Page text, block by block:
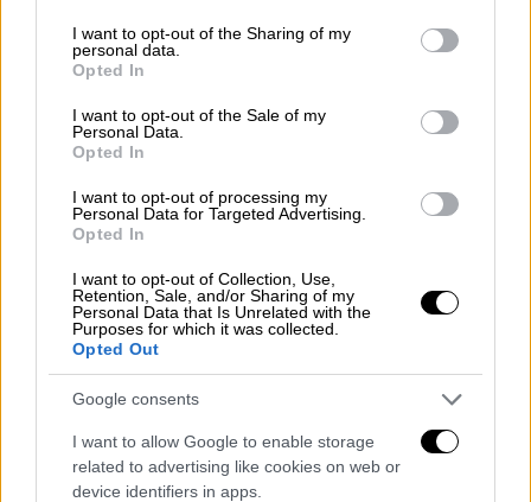
not limited to your visit or usage behaviour. You may click to
grant or deny consent to Google and its third-party tags to
use your data for below specified purposes in below Google
consent section.
I want to opt-out of the Sharing of my
personal data.
Opted In
I want to opt-out of the Sale of my
Personal Data.
Opted In
I want to opt-out of processing my
Personal Data for Targeted Advertising.
Opted In
I want to opt-out of Collection, Use,
Retention, Sale, and/or Sharing of my
Personal Data that Is Unrelated with the
Purposes for which it was collected.
Opted Out
Google consents
I want to allow Google to enable storage
related to advertising like cookies on web or
device identifiers in apps.
Ελλάδα|24.11.2023 12:28
Αγωγή αδικοπραξίας κατά των
δολοφόνων της Ελένης Τοπαλούδη - Η
οικογένεια ζητά αποζημίωση για ψυχική
οδύνη
Τι δήλωσε ο δικηγόρος της οικογένειας